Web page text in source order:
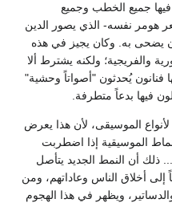
فيها جميع الخطب وجميع
هومر نفسه- الذي يصور الدين
يضحى به. وكان يجيز في هذه
والفريجية؛ ولكنه يشترط ألا
فنانون يُحدثون "أصواتاً وحشية"
الموسيقى، لأن هذا يعرض
الموسيقية إذا اضطربت
ذلك أن النمط الجديد يتأصل
إلى أخلاق الناس وعاداتهم، ومن
ويظهر في هذا الهجوم